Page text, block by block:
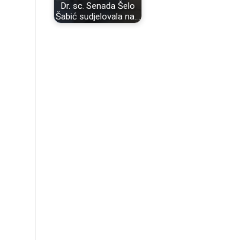
Dr. sc. Senada Šelo
Šabić sudjelovala na…